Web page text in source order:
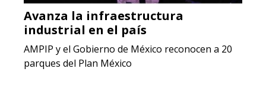
Avanza la infraestructura
industrial en el país
AMPIP y el Gobierno de México reconocen a 20
parques del Plan México